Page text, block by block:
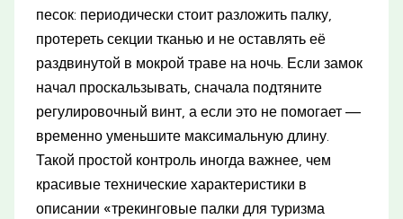
песок: периодически стоит разложить палку,
протереть секции тканью и не оставлять её
раздвинутой в мокрой траве на ночь. Если замок
начал проскальзывать, сначала подтяните
регулировочный винт, а если это не помогает —
временно уменьшите максимальную длину.
Такой простой контроль иногда важнее, чем
красивые технические характеристики в
описании «трекинговые палки для туризма